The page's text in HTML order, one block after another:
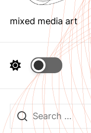
mixed media art